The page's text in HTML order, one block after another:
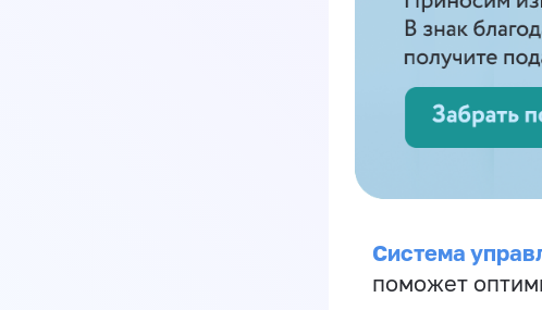
Система
поможет